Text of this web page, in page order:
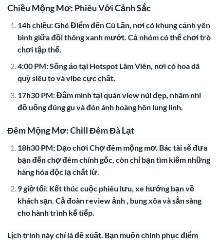
Chiều Mộng Mơ: Phiêu Với Cảnh Sắc
14h chiều: Ghé Điểm đến Cù Lần, nơi có khung cảnh yên
bình giữa đồi thông xanh mướt. Cả nhóm có thể chơi trò
chơi tập thể.
4:00 PM: Sống ảo tại Hotspot Lâm Viên, nơi có hoa dã
quỳ siêu to và vibe cực chất.
17h30 PM: Đắm mình tại quán view núi đẹp, nhâm nhi
đồ uống đúng gu và đón ánh hoàng hôn lung linh.
Đêm Mộng Mơ: Chill Đêm Đà Lạt
18h30 PM: Dạo chơi Chợ đêm mộng mơ. Bác tài sẽ đưa
bạn đến chợ đêm chính gốc, còn chỉ bạn tìm kiếm những
hàng hóa độc lạ chất lừ.
9 giờ tối: Kết thúc cuộc phiêu lưu, xe hướng bạn về
khách sạn. Cả đoàn review ảnh , bung xõa và sẵn sàng
cho hành trình kế tiếp.
Lịch trình này chỉ là đề xuất. Bạn muốn chinh phục điểm